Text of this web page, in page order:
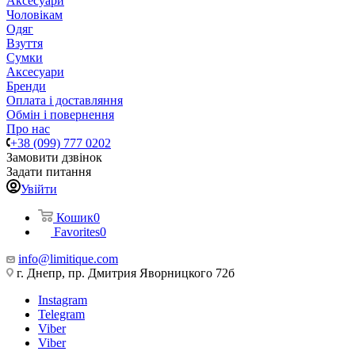
Чоловікам
Одяг
Взуття
Сумки
Аксесуари
Бренди
Оплата і доставляння
Обмін і повернення
Про нас
+38 (099) 777 0202
Замовити дзвінок
Задати питання
Увійти
Кошик0
Favorites0
info@limitique.com
г. Днепр, пр. Дмитрия Яворницкого 72б
Instagram
Telegram
Viber
Viber